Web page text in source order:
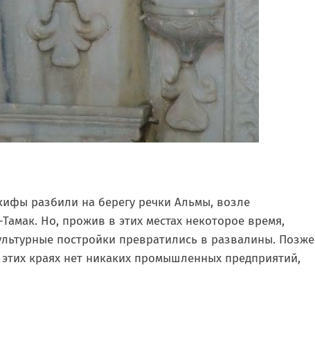
разбили на берегу речки Альмы, возле
Но, прожив в этих местах некоторое время,
постройки превратились в развалины. Позже
краях нет никаких промышленных предприятий,